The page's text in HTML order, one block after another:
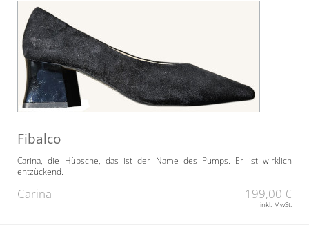
Fibalco
Carina, die Hübsche, das ist der Name des Pumps. Er ist wirklich
entzückend.
Carina 199,00 €
inkl. MwSt.